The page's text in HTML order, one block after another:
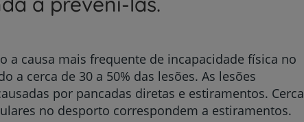
a causa mais frequente de incapacidade física no
a cerca de 30 a 50% das lesões. As lesões
por pancadas diretas e estiramentos. Cerca
no desporto correspondem a estiramentos.